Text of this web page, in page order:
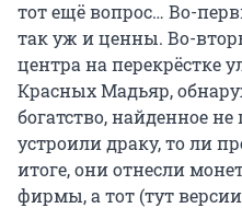
тот ещё вопрос… Во-
так уж и ценны. Во-
центра на перекрёстке
Красных Мадьяр,
богатство, найденное
устроили драку, то ли
итоге, они отнесли
фирмы, а тот (тут